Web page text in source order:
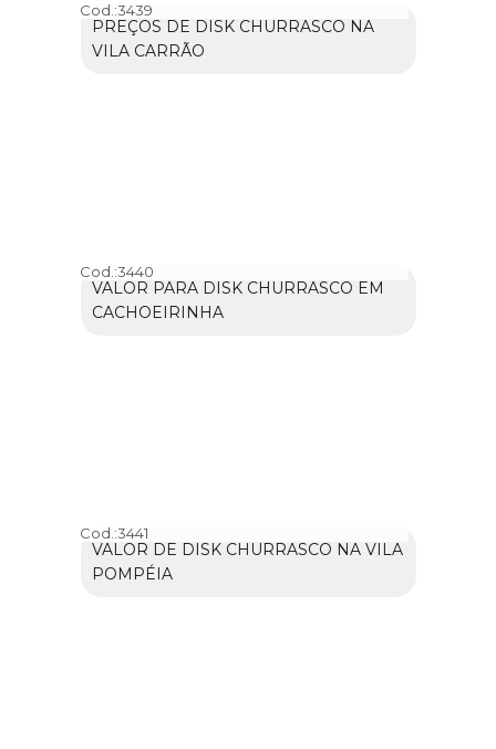
Cod.:3439
PREÇOS DE DISK CHURRASCO NA
VILA CARRÃO
Cod.:3440
VALOR PARA DISK CHURRASCO EM
CACHOEIRINHA
Cod.:3441
VALOR DE DISK CHURRASCO NA VILA
POMPÉIA